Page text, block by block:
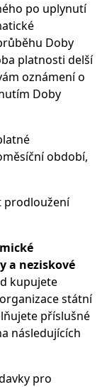
po uplynutí
Doby
platnosti delší
oznámení o
Doby
období,
prodloužení
a neziskové
kupujete
státní
příslušné
následujících
pro